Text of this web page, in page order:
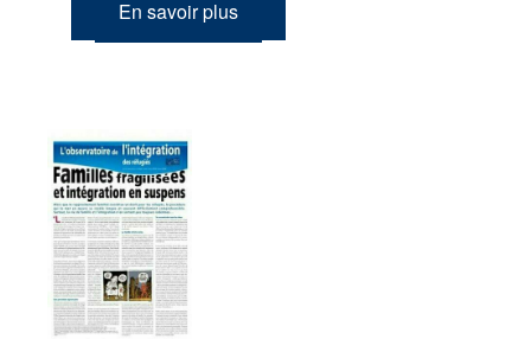
En savoir plus